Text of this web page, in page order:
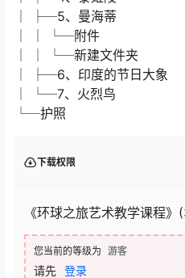
│ ├─5、曼海蒂
│ │ └─附件
│ │ └─新建文件夹
│ ├─6、印度的节日大象
│ └─7、火烈鸟
└─护照
下载权限
《环球之旅艺术教学课程
您当前的等级为 游客
请先 登录